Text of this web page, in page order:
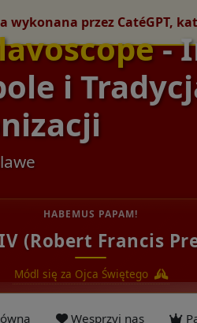
wykonana przez CatéGPT,
-
i
HABEMUS PAPAM!
(Robert Francis
Módl się za Ojca Świętego
Wesprzyj nas